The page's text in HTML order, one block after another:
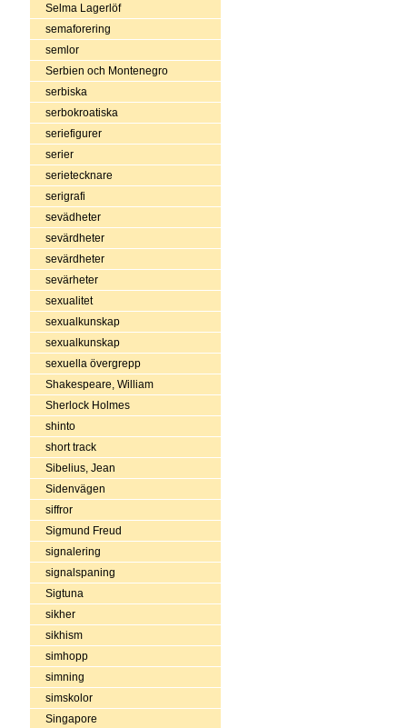
Selma Lagerlöf
semaforering
semlor
Serbien och Montenegro
serbiska
serbokroatiska
seriefigurer
serier
serietecknare
serigrafi
sevädheter
sevärdheter
sevärdheter
sevärheter
sexualitet
sexualkunskap
sexualkunskap
sexuella övergrepp
Shakespeare, William
Sherlock Holmes
shinto
short track
Sibelius, Jean
Sidenvägen
siffror
Sigmund Freud
signalering
signalspaning
Sigtuna
sikher
sikhism
simhopp
simning
simskolor
Singapore